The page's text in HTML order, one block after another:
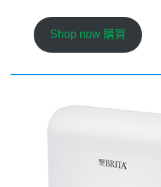
Shop now 購買